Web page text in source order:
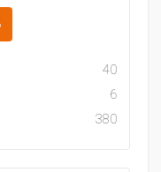
40
6
380